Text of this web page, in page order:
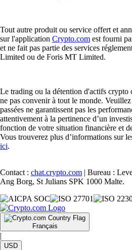
Tout autre produit ou service offert et
sur l'application Crypto.com est fourni
et ne fait pas partie des services
Limited ou de Foris MT Limited.
Le trading ou la détention d'actifs crypto
ne pas convenir à tout le monde.
passées ne garantissent pas les
attentivement à la pertinence d’un
fonction de votre situation financière et
Vous trouverez plus d’informations sur
ici.
Contact : chat.crypto.com | Bureau :
Ang Borg, St Julians SPK 1000 Malte.
Français
|
USD